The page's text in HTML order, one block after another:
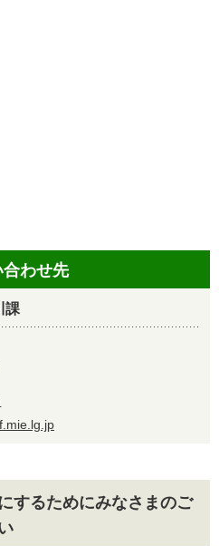
わせ先
課
するためにみなさまのご